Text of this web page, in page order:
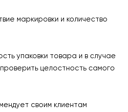
маркировки и количество
упаковки товара и в случае
целостность самого
своим клиентам